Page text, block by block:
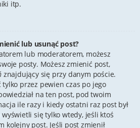
itp.
lub usunąć post?
lub moderatorem, możesz
posty. Możesz zmienić post,
znajdujący się przy danym poście.
przez pewien czas po jego
na ten post, pod twoim
ile razy i kiedy ostatni raz post był
się tylko wtedy, jeśli ktoś
kolejny post. Jeśli post zmienił